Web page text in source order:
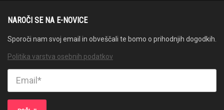
NAROČI SE NA E-NOVICE
Sporoči nam svoj email in obveščali te bomo o prihodnjih dogodkih.
Politika varstva osebnih podatkov